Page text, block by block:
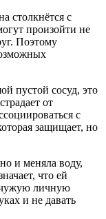
столкнётся с
произойти не
Поэтому
пустой сосуд, это
от
с
защищает, но
и меняла воду,
что ей
чужую личную
и не давать